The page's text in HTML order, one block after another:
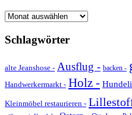
Archiv
Schlagwörter
alte Jeanshose - Ausflug - backen -
Handwerkermarkt - Holz -
Kleinmöbel restaurieren -